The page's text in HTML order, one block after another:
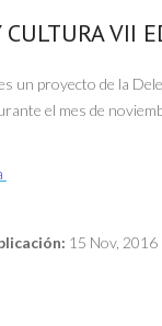
CULTURA VII
un proyecto de la
el mes de
15 Nov, 2016